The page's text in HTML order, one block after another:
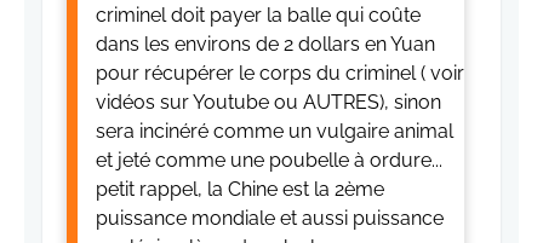
criminel doit payer la balle qui coûte
dans les environs de 2 dollars en Yuan
pour récupérer le corps du criminel ( voir
vidéos sur Youtube ou AUTRES), sinon
sera incinéré comme un vulgaire animal
et jeté comme une poubelle à ordure...
petit rappel, la Chine est la 2ème
puissance mondiale et aussi puissance